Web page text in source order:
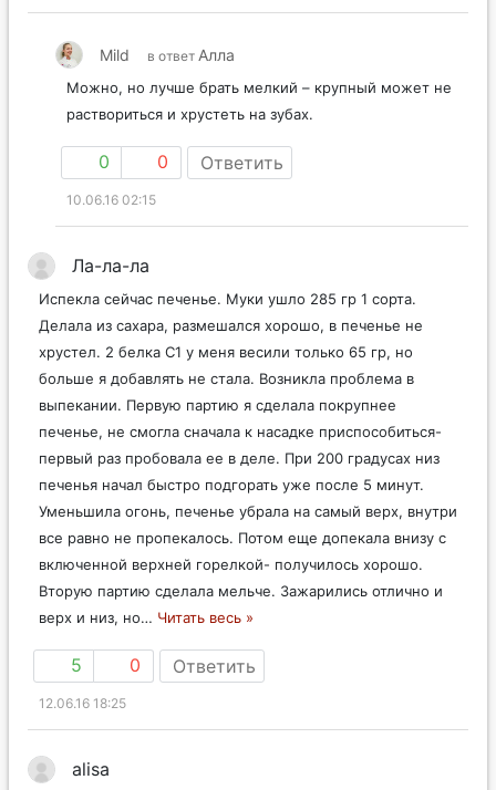
Mild в ответ Алла
Можно, но лучше брать мелкий – крупный может не
раствориться и хрустеть на зубах.
0 0 Ответить
10.06.16 02:15
Ла-ла-ла
Испекла сейчас печенье. Муки ушло 285 гр 1 сорта.
Делала из сахара, размешался хорошо, в печенье не
хрустел. 2 белка С1 у меня весили только 65 гр, но
больше я добавлять не стала. Возникла проблема в
выпекании. Первую партию я сделала покрупнее
печенье, не смогла сначала к насадке приспособиться-
первый раз пробовала ее в деле. При 200 градусах низ
печенья начал быстро подгорать уже после 5 минут.
Уменьшила огонь, печенье убрала на самый верх, внутри
все равно не пропекалось. Потом еще допекала внизу с
включенной верхней горелкой- получилось хорошо.
Вторую партию сделала мельче. Зажарились отлично и
верх и низ, но… Читать весь »
5 0 Ответить
12.06.16 18:25
alisa